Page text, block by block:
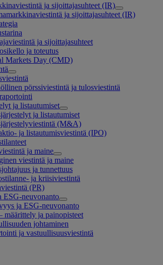
ja sijoittajasuhteet (IR)
ja sijoittajasuhteet (IR)
ja sijoittajasuhteet
ja toteutus
Markets Day (CMD)
pörssiviestintä ja tulosviestintä
ja listautumiset
ja listautumiset
(M&A)
ja listautumisviestintä (IPO)
ja maine
viestintä ja maine
ja tunnettuus
ja kriisiviestintä
(PR)
ESG-neuvonanto
ja ESG-neuvonanto
määrittely ja painopisteet
johtaminen
ja vastuullisuusviestintä